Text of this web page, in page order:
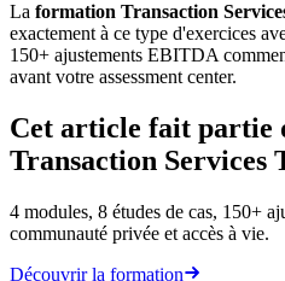
La formation Transaction
exactement à ce type d'exercices
150+ ajustements EBITDA
avant votre assessment center.
Cet article fait partie
Transaction Services
4 modules, 8 études de cas, 150+
communauté privée et accès à vie.
Découvrir la formation